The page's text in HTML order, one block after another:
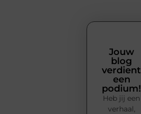
Jouw
blog
verdient
een
podium!
Heb jij een
verhaal,